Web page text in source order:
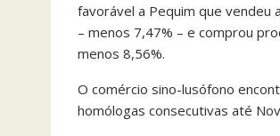
favorável a Pequim que vendeu
– menos 7,47% – e comprou
menos 8,56%.
O comércio sino-lusófono
homólogas consecutivas até